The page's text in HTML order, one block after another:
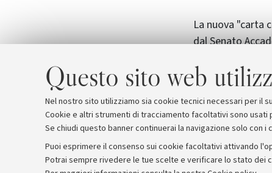
Questo sito web
Nel nostro sito utilizziamo sia cookie tecnici necessari per il
Cookie e altri strumenti di tracciamento facoltativi sono
Se chiudi questo banner continuerai la navigazione solo con i
Puoi esprimere il consenso sui cookie facoltativi attivando
Potrai sempre rivedere le tue scelte e verificare lo stato dei
La nuova "carta
dal Senato
Ufficiale ovvero
Archivio Comunicati stampa Redazione Rassegna